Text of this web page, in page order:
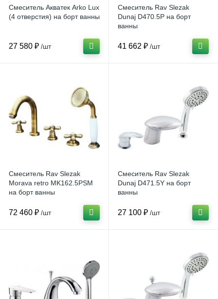
Смеситель Акватек Arko Lux
(4 отверстия) на борт ванны
27 580 ₽ /шт
Смеситель Rav Slezak
Dunaj D470.5P на борт
ванны
41 662 ₽ /шт
Смеситель Rav Slezak
Morava retro MK162.5PSM
на борт ванны
72 460 ₽ /шт
Смеситель Rav Slezak
Dunaj D471.5Y на борт
ванны
27 100 ₽ /шт